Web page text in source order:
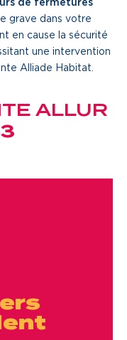
grave dans votre
en cause la sécurité
une intervention
Alliade Habitat.
ALLUR